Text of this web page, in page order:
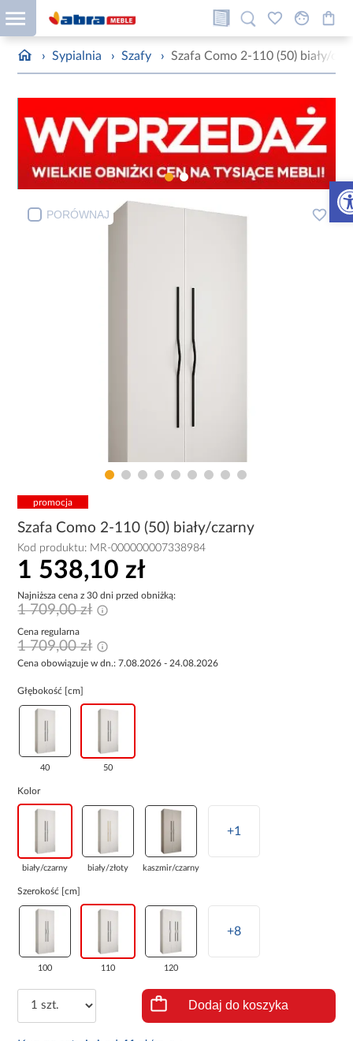
› Sypialnia › Szafy › Szafa Como 2-110 (50) biały/
PORÓWNAJ
promocja
Szafa Como 2-110 (50) biały/czarny
Kod produktu: MR-000000007338984
1 538,10 zł
Najniższa cena z 30 dni przed obniżką:
1 709,00 zł
Cena regularna
1 709,00 zł
Cena obowiązuje w dn.: 7.08.2026 - 24.08.2026
Głębokość [cm]
40 50
Kolor
biały/czarny biały/złoty kaszmir/czarny
+1
Szerokość [cm]
100 110 120
+8
Dodaj do koszyka